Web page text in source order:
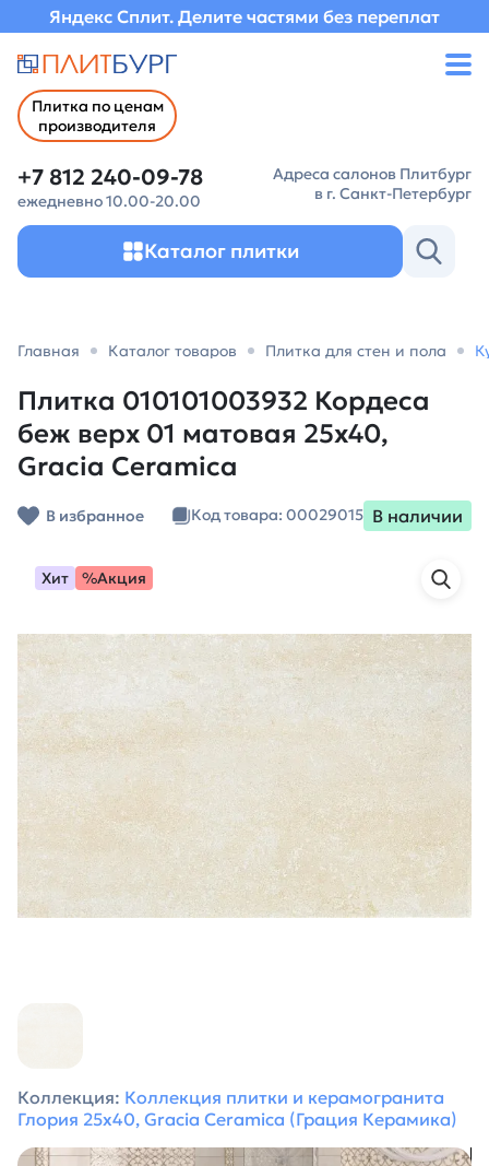
Яндекс Сплит. Делите частями без переплат
Плитка по ценам
производителя
+7 812 240-09-78
ежедневно 10.00-20.00
Адреса салонов Плитбург
в г. Санкт-Петербург
Каталог плитки
Главная Каталог товаров Плитка для стен и пола
Плитка 010101003932 Кордеса
беж верх 01 матовая 25х40,
Gracia Ceramica
В избранное Код товара: 00029015 В наличии
Хит %Акция
Коллекция: Коллекция плитки и керамогранита
Глория 25х40, Gracia Ceramica (Грация Керамика)